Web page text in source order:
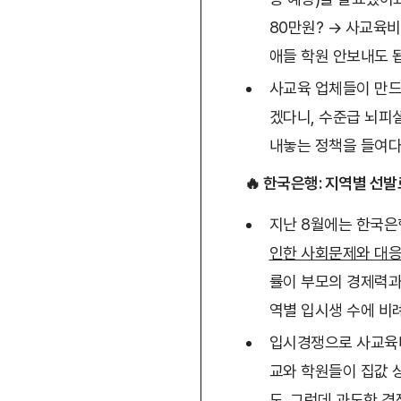
80만원? → 사교육
애들 학원 안보내도
사교육 업체들이 만
겠다니, 수준급 뇌피
내놓는 정책을 들여
🔥 한국은행: 지역별 선
지난 8월에는 한국
인한 사회문제와 대
률이 부모의 경제력
역별 입시생 수에 비
입시경쟁으로 사교
교와 학원들이 집값